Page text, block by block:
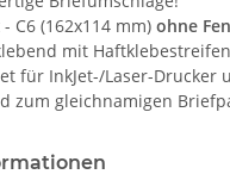
C6 (162x114 mm) ohne
mit Haftklebestreifen
für InkJet-/Laser-
zum gleichnamigen